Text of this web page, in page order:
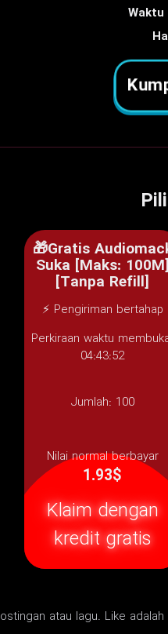
🎁Gratis
Suka [Maks: 100M]
[Tanpa Refill]
⚡ Pengiriman bertahap
Perkiraan waktu
04:43:52
Jumlah: 100
Nilai normal berbayar
1.93$
Klaim dengan
kredit gratis
atau lagu. Like